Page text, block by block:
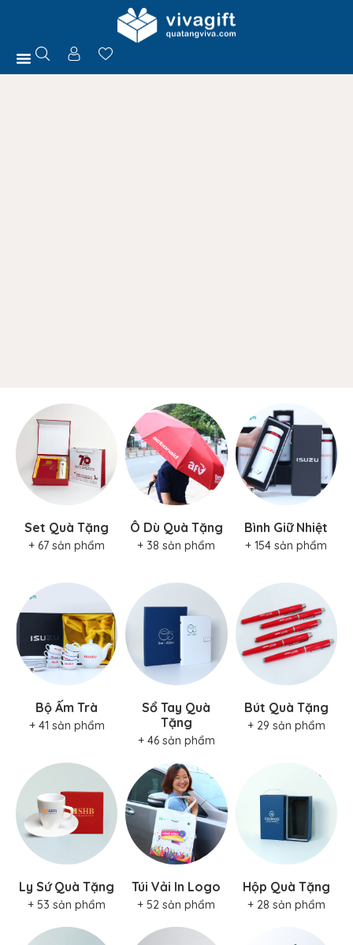
Set Quà Tặng
+ 67 sản phẩm
Ô Dù Quà Tặng
+ 38 sản phẩm
Bình Giữ Nhiệt
+ 154 sản phẩm
Bộ Ấm Trà
+ 41 sản phẩm
Sổ Tay Quà
Tặng
+ 46 sản phẩm
Bút Quà Tặng
+ 29 sản phẩm
Ly Sứ Quà Tặng
+ 53 sản phẩm
Túi Vải In Logo
+ 52 sản phẩm
Hộp Quà Tặng
+ 28 sản phẩm